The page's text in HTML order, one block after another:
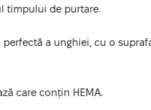
timpului de purtare.
a unghiei, cu o
care conțin HEMA.